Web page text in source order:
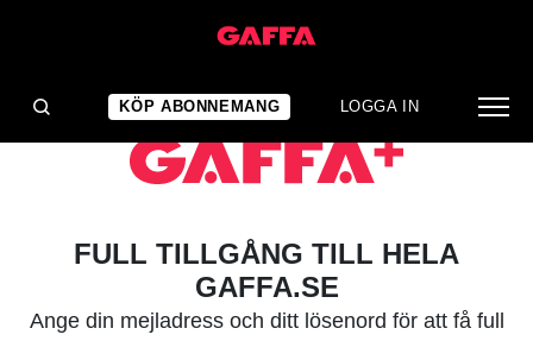
KÖP ABONNEMANG LOGGA IN
FULL TILLGÅNG TILL HELA
GAFFA.SE
Ange din mejladress och ditt lösenord för att få full